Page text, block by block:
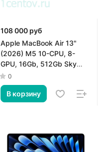
108 000 руб
Apple MacBook Air 13"
(2026) M5 10-CPU, 8-
GPU, 16Gb, 512Gb Sky
Blue MDHH4
0
В корзину